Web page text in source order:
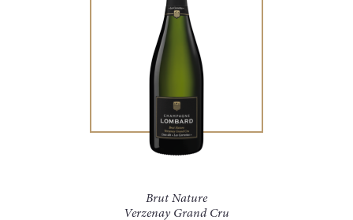
Brut Nature
Verzenay Grand Cru